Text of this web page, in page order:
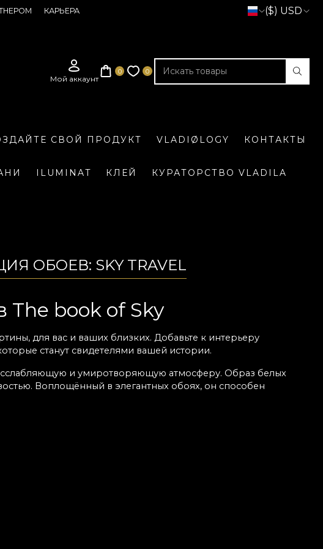
КАРЬЕРА ($) USD
СВОЙ ПРОДУКТ VLADIØLOGY КОНТАКТЫ
ILUMINAT КЛЕЙ КУРАТОРСТВО VLADILA
ОБОЕВ: SKY TRAVEL
The book of Sky
для вас и ваших близких. Добавьте к интерьеру
станут свидетелями вашей истории.
и умиротворяющую атмосферу. Образ белых
Воплощённый в элегантных обоях, он способен
С каждой новой главой вы приближаетесь к центру
о чём вы мечтали, обретает формы. Хотя мы часто думаем,
только решиться их искать. И искать лучше в
пространством возвращения к себе. Пространством
пути самопознания. Для напоминания. Для становления.
выходят за рамки декоративной функции. Все наши работы